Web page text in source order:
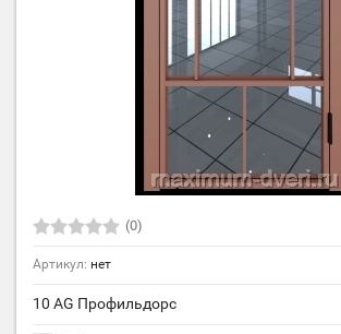
(0)
Артикул: нет
10 AG Профильдорс